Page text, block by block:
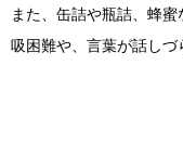
また、缶詰や瓶詰、蜂
吸困難や、言葉が話しづ